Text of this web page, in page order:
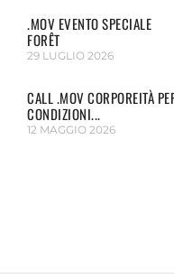
.MOV EVENTO SPECIALE
FORÊT
29 LUGLIO 2026
CALL .MOV CORPOREITÀ
CONDIZIONI...
12 MAGGIO 2026